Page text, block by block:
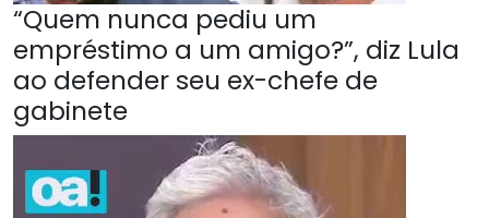
“Quem nunca pediu um
empréstimo a um amigo?”, diz Lula
ao defender seu ex-chefe de
gabinete